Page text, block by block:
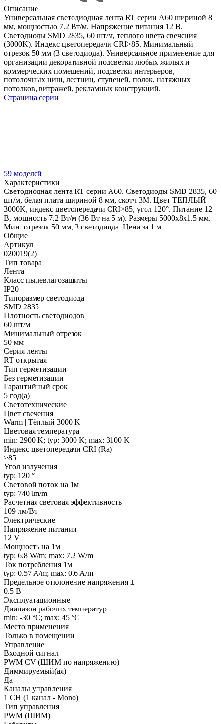
Описание
Универсальная светодиодная лента RT серии A60 шириной 8
мм, мощностью 7.2 Вт/м. Напряжение питания 12 В.
Светодиоды SMD 2835, 60 шт/м, теплого цвета свечения
(3000K). Индекс цветопередачи CRI>85. Минимальный
отрезок 50 мм (3 светодиода). Универсальное применение для
организации декоративной подсветки любых жилых и
коммерческих помещений, подсветки интерьеров,
потолочных ниш, лестниц, ступеней, полок, натяжных
потолков, витражей, рекламных конструкций.
Страница серии
59 моделей
Характеристики
Светодиодная лента RT серии A60. Светодиоды SMD 2835, 60
шт/м, белая плата шириной 8 мм, скотч 3M. Цвет ТЕПЛЫЙ
3000K, индекс цветопередачи CRI>85, угол 120°. Питание 12
В, мощность 7.2 Вт/м (36 Вт на 5 м). Размеры 5000x8x1.5 мм.
Мин. отрезок 50 мм, 3 светодиода. Цена за 1 м.
Общие
Артикул
020019(2)
Тип товара
Лента
Класс пылевлагозащиты
IP20
Типоразмер светодиода
SMD 2835
Плотность светодиодов
60 шт/м
Минимальный отрезок
50 мм
Серия ленты
RT открытая
Тип герметизации
Без герметизации
Гарантийный срок
5 год(а)
Светотехнические
Цвет свечения
Warm | Тёплый 3000 K
Цветовая температура
min: 2900 K; typ: 3000 K; max: 3100 K
Индекс цветопередачи CRI (Ra)
>85
Угол излучения
typ: 120 °
Световой поток на 1м
typ: 740 lm/m
Расчетная световая эффективность
109 лм/Вт
Электрические
Напряжение питания
12 V
Мощность на 1м
typ: 6.8 W/m; max: 7.2 W/m
Ток потребления 1м
typ: 0.57 A/m; max: 0.6 A/m
Предельное отклонение напряжения ±
0.5 В
Эксплуатационные
Диапазон рабочих температур
min: -30 °C; max: 45 °C
Место применения
Только в помещении
Управление
Входной сигнал
PWM СV (ШИМ по напряжению)
Диммируемый(ая)
Да
Каналы управления
1 CH (1 канал - Mono)
Тип управления
PWM (ШИМ)